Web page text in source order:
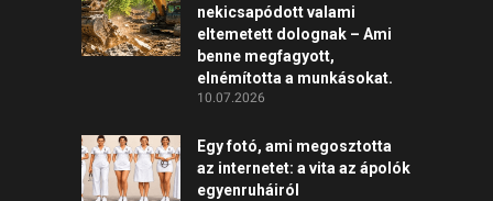
nekicsapódott valami
eltemetett dolognak – Ami
benne megfagyott,
elnémította a munkásokat.
10.07.2026
Egy fotó, ami megosztotta
az internetet: a vita az ápolók
egyenruháiról